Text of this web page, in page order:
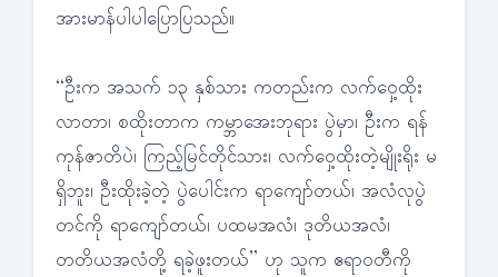
အားမာန်ပါပါပြောပြသည်။
“ဦးက အသက် ၁၃ နှစ်သား ကတည်းက လက်ဝှေ့ထိုး
လာတာ၊ စထိုးတာက ကမ္ဘာအေးဘုရား ပွဲမှာ၊ ဦးက ရန်
ကုန်ဇာတိပဲ၊ ကြည့်မြင်တိုင်သား၊ လက်ဝှေ့ထိုးတဲ့မျိုးရိုး မ
ရှိဘူး၊ ဦးထိုးခဲ့တဲ့ ပွဲပေါင်းက ရာကျော်တယ်၊ အလံလုပွဲ
တင်ကို ရာကျော်တယ်၊ ပထမအလံ၊ ဒုတိယအလံ၊
တတိယအလံတို့ ရခဲ့ဖူးတယ်” ဟု သူက ဧရာဝတီကို